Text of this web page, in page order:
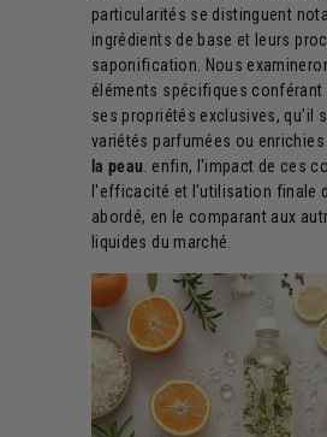
particularités se distinguent
ingrédients de base et leurs
saponification. Nous
éléments spécifiques conférant
ses propriétés exclusives, qu'il
variétés parfumées ou
la peau . enfin, l'impact de ces
l'efficacité et l'utilisation finale
abordé, en le comparant aux
liquides du marché.